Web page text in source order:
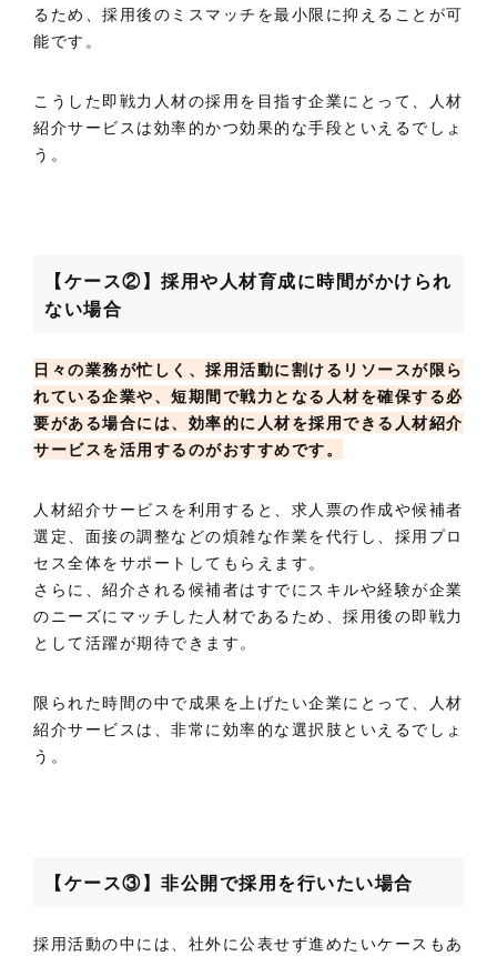
るため、採用後のミスマッチを最小限に抑えることが可
能です。
こうした即戦力人材の採用を目指す企業にとって、人材
紹介サービスは効率的かつ効果的な手段といえるでしょ
う。
【ケース②】採用や人材育成に時間がかけられ
ない場合
日々の業務が忙しく、採用活動に割けるリソースが限ら
れている企業や、短期間で戦力となる人材を確保する必
要がある場合には、効率的に人材を採用できる人材紹介
サービスを活用するのがおすすめです。
人材紹介サービスを利用すると、求人票の作成や候補者
選定、面接の調整などの煩雑な作業を代行し、採用プロ
セス全体をサポートしてもらえます。
さらに、紹介される候補者はすでにスキルや経験が企業
のニーズにマッチした人材であるため、採用後の即戦力
として活躍が期待できます。
限られた時間の中で成果を上げたい企業にとって、人材
紹介サービスは、非常に効率的な選択肢といえるでしょ
う。
【ケース③】非公開で採用を行いたい場合
採用活動の中には、社外に公表せず進めたいケースもあ